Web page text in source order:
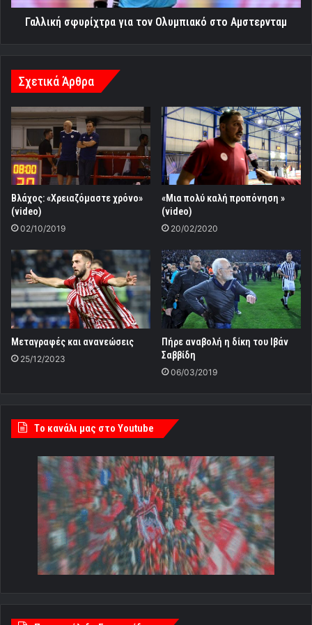
Γαλλική σφυρίχτρα για τον Ολυμπιακό στο Αμστερνταμ
Σχετικά Άρθρα
Bλάχος: «Χρειαζόμαστε χρόνο»
(video)
02/10/2019
«Μια πολύ καλή προπόνηση »
(video)
20/02/2020
Mεταγραφές και ανανεώσεις
25/12/2023
Πήρε αναβολή η δίκη του Ιβάν
Σαββίδη
06/03/2019
Tο κανάλι μας στο Youtube